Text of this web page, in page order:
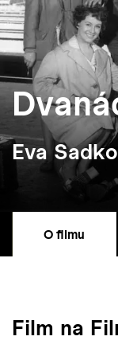
Eva
O filmu
Film na